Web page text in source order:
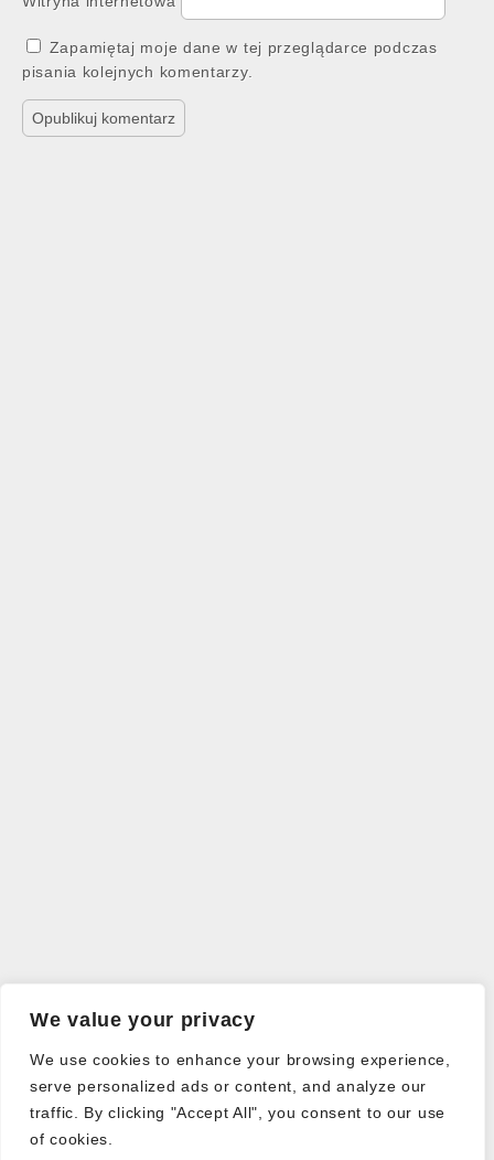
We value your privacy
We use cookies to enhance your browsing experience,
serve personalized ads or content, and analyze our
traffic. By clicking "Accept All", you consent to our use
of cookies.
Zapamiętaj moje dane w tej przeglądarce podczas
pisania kolejnych komentarzy.